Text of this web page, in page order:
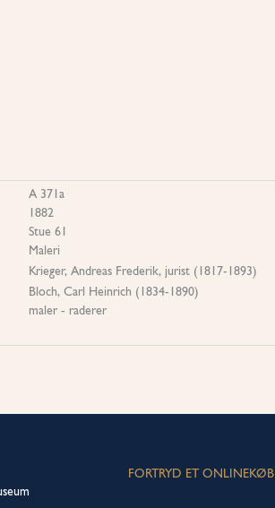
A 371a
1882
Stue 61
Maleri
Krieger, Andreas Frederik, jurist (1817-1893)
Bloch, Carl Heinrich (1834-1890)
maler - raderer
FORTRYD ET ONLINEKØB